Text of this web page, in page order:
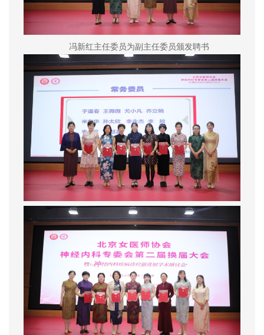
冯新红主任委员为副主任委员颁发聘书